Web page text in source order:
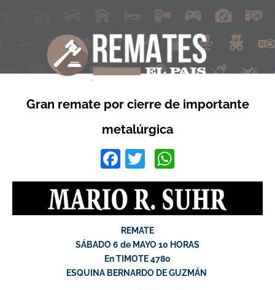
Gran remate por cierre de importante
metalúrgica
Facebook
Twitter
REMATE
SÁBADO 6 de MAYO 10 HORAS
En TIMOTE 4780
ESQUINA BERNARDO DE GUZMÁN